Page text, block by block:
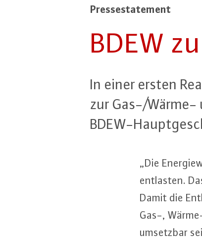
Pres­se­state­ment
BDEW
In einer ersten
zur Gas-/Wärme-
BDEW-
„Die
entlasten.
Damit die
Gas-,
umsetzbar